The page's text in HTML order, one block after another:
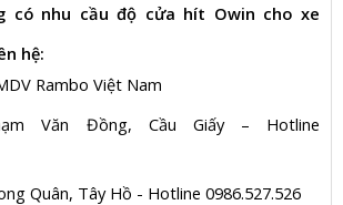
có nhu cầu độ cửa hít Owin cho xe
hệ:
Rambo Việt Nam
Văn Đồng, Cầu Giấy – Hotline
Quân, Tây Hồ - Hotline 0986.527.526